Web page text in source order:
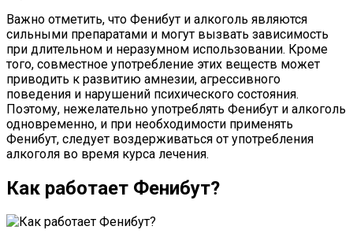
Важно отметить, что Фенибут и алкоголь являются
сильными препаратами и могут вызвать зависимость
при длительном и неразумном использовании. Кроме
того, совместное употребление этих веществ может
приводить к развитию амнезии, агрессивного
поведения и нарушений психического состояния.
Поэтому, нежелательно употреблять Фенибут и алкоголь
одновременно, и при необходимости применять
Фенибут, следует воздерживаться от употребления
алкоголя во время курса лечения.
Как работает Фенибут?